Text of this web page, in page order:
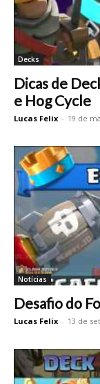
Decks
Dicas de
e Hog Cycle
Lucas Felix - 19 de
Notícias
Desafio do
Lucas Felix - 13 de